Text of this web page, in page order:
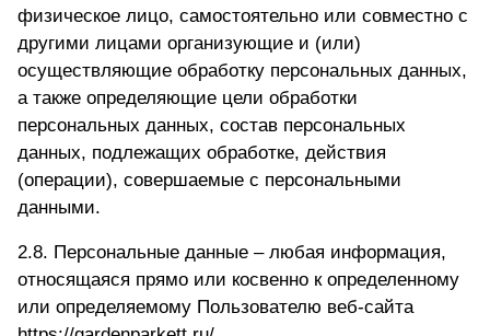
физическое лицо, самостоятельно или совместно с
другими лицами организующие и (или)
осуществляющие обработку персональных данных,
а также определяющие цели обработки
персональных данных, состав персональных
данных, подлежащих обработке, действия
(операции), совершаемые с персональными
данными.
2.8. Персональные данные – любая информация,
относящаяся прямо или косвенно к определенному
или определяемому Пользователю веб-сайта